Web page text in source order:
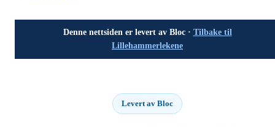
Denne nettsiden er levert av Bloc · Tilbake til
Lillehammerlekene
Levert av Bloc